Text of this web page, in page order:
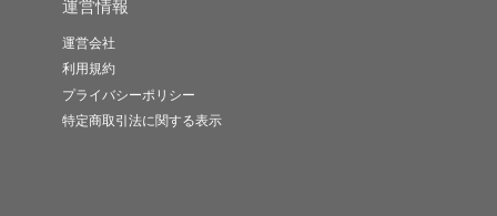
運営情報
運営会社
利用規約
プライバシーポリシー
特定商取引法に関する表示